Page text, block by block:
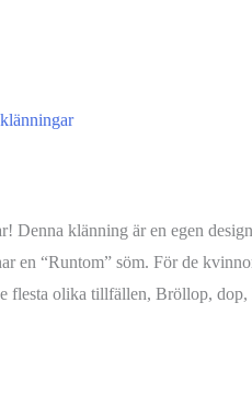
klänning är en egen
en “Runtom” söm. För de
flesta olika tillfällen, Bröllop,